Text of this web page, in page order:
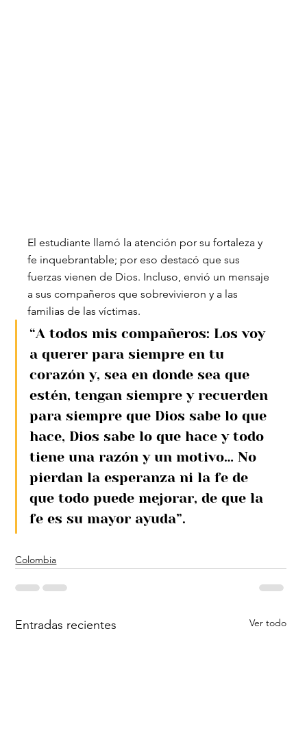
El estudiante llamó la atención por su fortaleza y
fe inquebrantable; por eso destacó que sus
fuerzas vienen de Dios. Incluso, envió un mensaje
a sus compañeros que sobrevivieron y a las
familias de las víctimas.
“A todos mis compañeros: Los voy
a querer para siempre en tu
corazón y, sea en donde sea que
estén, tengan siempre y recuerden
para siempre que Dios sabe lo que
hace, Dios sabe lo que hace y todo
tiene una razón y un motivo… No
pierdan la esperanza ni la fe de
que todo puede mejorar, de que la
fe es su mayor ayuda”.
Colombia
Entradas recientes Ver todo